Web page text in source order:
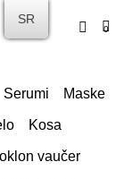
0
Serumi Maske
Kosa
vaučer
SR